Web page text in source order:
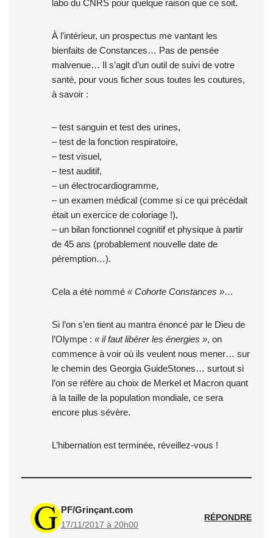
labo du CNRS pour quelque raison que ce soit.
À l’intérieur, un prospectus me vantant les
bienfaits de Constances… Pas de pensée
malvenue… Il s’agit d’un outil de suivi de votre
santé, pour vous ficher sous toutes les coutures,
à savoir :
– test sanguin et test des urines,
– test de la fonction respiratoire,
– test visuel,
– test auditif,
– un électrocardiogramme,
– un examen médical (comme si ce qui précédait
était un exercice de coloriage !),
– un bilan fonctionnel cognitif et physique à partir
de 45 ans (probablement nouvelle date de
péremption…).
Cela a été nommé « Cohorte Constances »…
Si l’on s’en tient au mantra énoncé par le Dieu de
l’Olympe : « il faut libérer les énergies », on
commence à voir où ils veulent nous mener… sur
le chemin des Georgia GuideStones… surtout si
l’on se réfère au choix de Merkel et Macron quant
à la taille de la population mondiale, ce sera
encore plus sévère.
L’hibernation est terminée, réveillez-vous !
PF/Grinçant.com
17/11/2017 à 20h00
RÉPONDRE